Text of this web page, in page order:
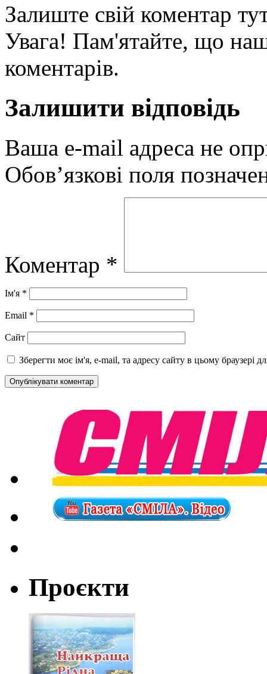
Залиште свій коментар
Увага! Пам'ятайте, що
коментарів.
Залишити відповідь
Ваша e-mail адреса не
Обов’язкові поля
Коментар *
Ім'я *
Email *
Сайт
Зберегти моє ім'я, e-mail, та адресу сайту в цьому браузері
Проєкти